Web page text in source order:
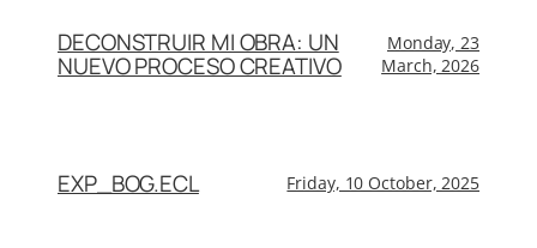
DECONSTRUIR MI OBRA: UN
NUEVO PROCESO CREATIVO
Monday, 23
March, 2026
EXP_BOG.ECL Friday, 10 October, 2025